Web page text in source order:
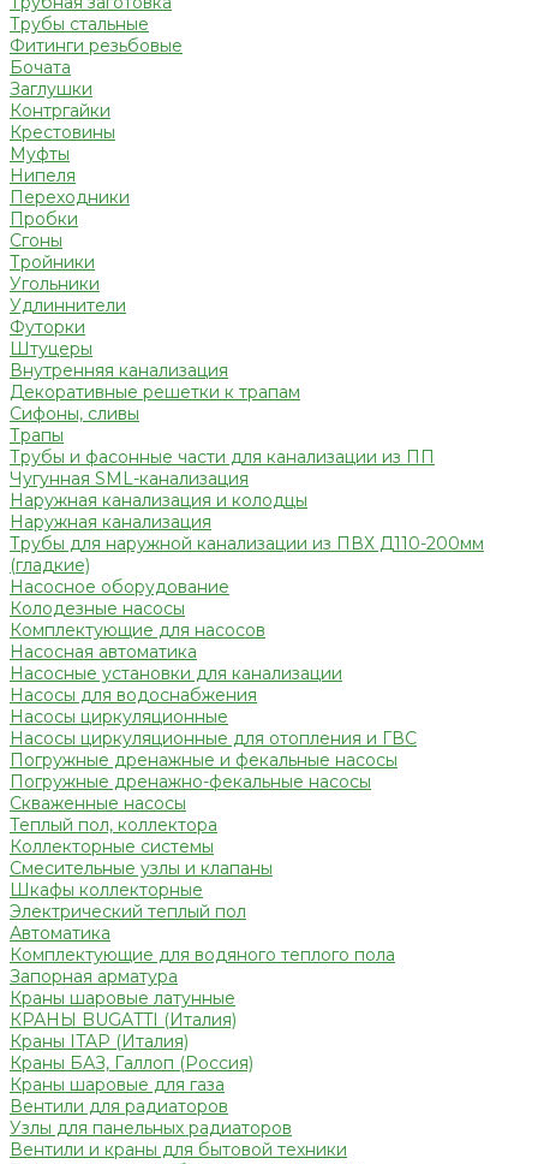
Трубы стальные
Фитинги резьбовые
Бочата
Заглушки
Контргайки
Крестовины
Муфты
Нипеля
Переходники
Пробки
Сгоны
Тройники
Угольники
Удлиннители
Футорки
Штуцеры
Внутренняя канализация
Декоративные решетки к трапам
Сифоны, сливы
Трапы
Трубы и фасонные части для канализации из ПП
Чугунная SML-канализация
Наружная канализация и колодцы
Наружная канализация
Трубы для наружной канализации из ПВХ Д110-200мм
(гладкие)
Насосное оборудование
Колодезные насосы
Комплектующие для насосов
Насосная автоматика
Насосные установки для канализации
Насосы для водоснабжения
Насосы циркуляционные
Насосы циркуляционные для отопления и ГВС
Погружные дренажные и фекальные насосы
Погружные дренажно-фекальные насосы
Скваженные насосы
Теплый пол, коллектора
Коллекторные системы
Смесительные узлы и клапаны
Шкафы коллекторные
Электрический теплый пол
Автоматика
Комплектующие для водяного теплого пола
Запорная арматура
Краны шаровые латунные
КРАНЫ BUGATTI (Италия)
Краны ITAP (Италия)
Краны БАЗ, Галлоп (Россия)
Краны шаровые для газа
Вентили для радиаторов
Узлы для панельных радиаторов
Вентили и краны для бытовой техники